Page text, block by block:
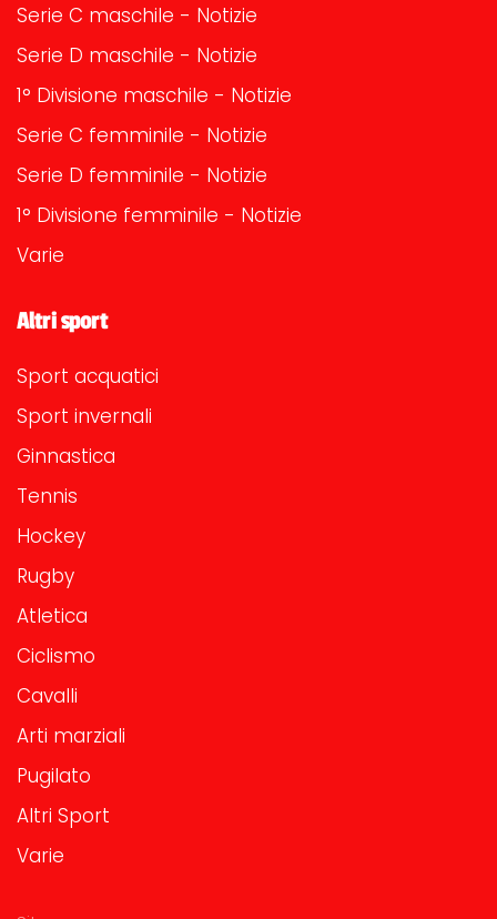
Serie C maschile - Notizie
Serie D maschile - Notizie
1° Divisione maschile - Notizie
Serie C femminile - Notizie
Serie D femminile - Notizie
1° Divisione femminile - Notizie
Varie
Altri sport
Sport acquatici
Sport invernali
Ginnastica
Tennis
Hockey
Rugby
Atletica
Ciclismo
Cavalli
Arti marziali
Pugilato
Altri Sport
Varie